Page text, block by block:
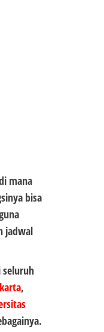
mana
bisa
jadwal
seluruh
,